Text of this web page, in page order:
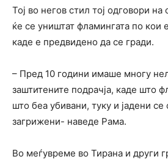
Тој во негов стил тој одговори
ќе се уништат фламингата по кои
каде е предвидено да се гради.
– Пред 10 години имаше многу
заштитените подрачја, каде што
што беа убивани, туку и јадени се
загрижени- наведе Рама.
Во меѓувреме во Тирана и други